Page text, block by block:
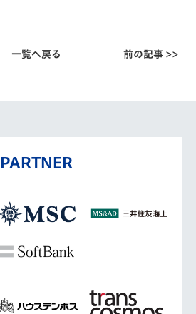
一覧へ戻る 前の記事 >>
PARTNER